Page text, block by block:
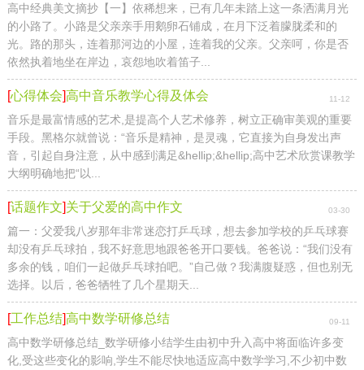
高中经典美文摘抄【一】依稀想来，已有几年未踏上这一条洒满月光
的小路了。小路是父亲亲手用鹅卵石铺成，在月下泛着朦胧柔和的
光。路的那头，连着那河边的小屋，连着我的父亲。父亲呵，你是否
依然执着地坐在岸边，哀怨地吹着笛子...
[心得体会]高中音乐教学心得及体会 11-12
音乐是最富情感的艺术,是提高个人艺术修养，树立正确审美观的重要
手段。黑格尔就曾说：“音乐是精神，是灵魂，它直接为自身发出声
音，引起自身注意，从中感到满足&hellip;&hellip;高中艺术欣赏课教学
大纲明确地把“以...
[话题作文]关于父爱的高中作文 03-30
篇一：父爱我八岁那年非常迷恋打乒乓球，想去参加学校的乒乓球赛
却没有乒乓球拍，我不好意思地跟爸爸开口要钱。爸爸说：“我们没有
多余的钱，咱们一起做乒乓球拍吧。”自己做？我满腹疑惑，但也别无
选择。以后，爸爸牺牲了几个星期天...
[工作总结]高中数学研修总结 09-11
高中数学研修总结_数学研修小结学生由初中升入高中将面临许多变
化,受这些变化的影响,学生不能尽快地适应高中数学学习,不少初中数